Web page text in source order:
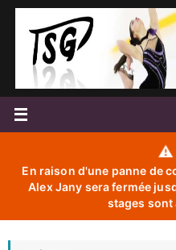
Passer
contenu
⚠️
En raison d'une panne de
Alex Jany sera fermée
stages sont